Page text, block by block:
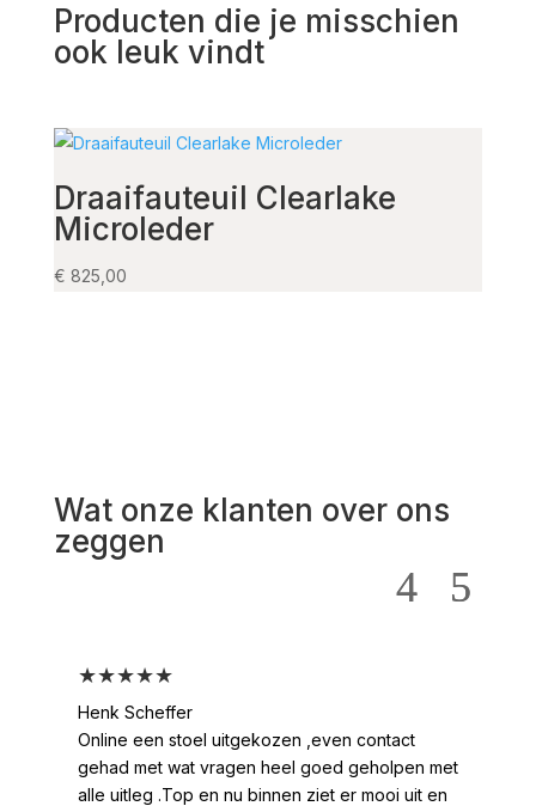
Producten die je misschien
ook leuk vindt
Draaifauteuil Clearlake
Microleder
€ 825,00
Wat onze klanten over ons
zeggen
★★★★★
Henk Scheffer
Online een stoel uitgekozen ,even contact
gehad met wat vragen heel goed geholpen met
alle uitleg .Top en nu binnen ziet er mooi uit en